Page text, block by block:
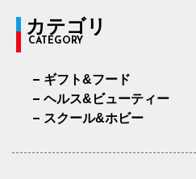
カテゴリ
CATEGORY
ギフト&フード
ヘルス&ビューティー
スクール&ホビー